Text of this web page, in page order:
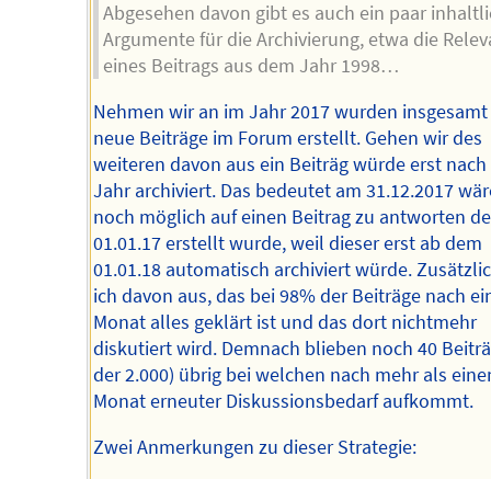
Abgesehen davon gibt es auch ein paar
Argumente für die Archivierung, etwa die
eines Beitrags aus dem Jahr 1998…
Nehmen wir an im Jahr 2017 wurden insgesamt
neue Beiträge im Forum erstellt. Gehen wir des
weiteren davon aus ein Beiträg würde erst
Jahr archiviert. Das bedeutet am 31.12.2017
noch möglich auf einen Beitrag zu antworten
01.01.17 erstellt wurde, weil dieser erst ab dem
01.01.18 automatisch archiviert würde.
ich davon aus, das bei 98% der Beiträge nach
Monat alles geklärt ist und das dort nichtmehr
diskutiert wird. Demnach blieben noch 40
der 2.000) übrig bei welchen nach mehr als
Monat erneuter Diskussionsbedarf aufkommt.
Zwei Anmerkungen zu dieser Strategie: